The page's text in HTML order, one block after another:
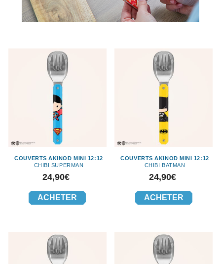
COUVERTS AKINOD MINI 12:12
CHIBI SUPERMAN
Prix
24,90€
ACHETER
COUVERTS AKINOD MINI 12:12
CHIBI BATMAN
Prix
24,90€
ACHETER